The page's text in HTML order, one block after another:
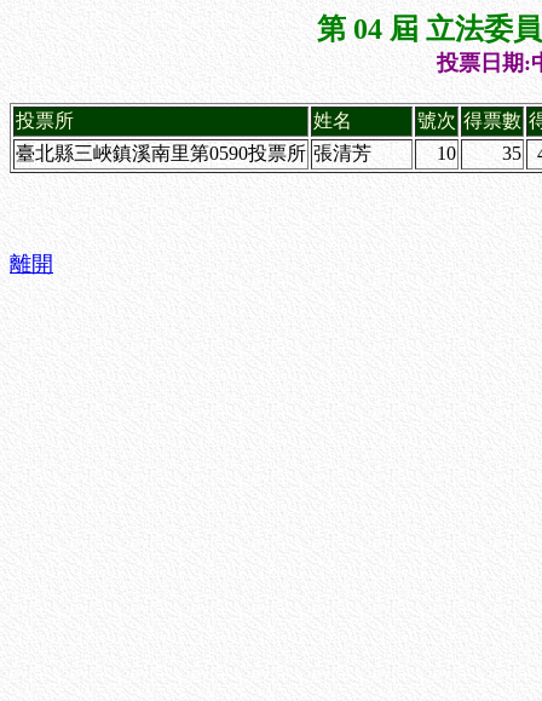
第 04 屆 立法委
投票日期:
投票所 姓名 號次 得票數
臺北縣三峽鎮溪南里第0590投票所 張清芳 10 35
離開